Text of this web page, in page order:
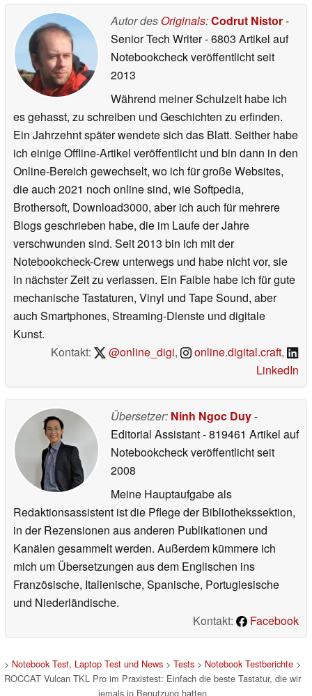
Autor des Originals:Codrut Nistor-
Senior Tech Writer- 6803 Artikel auf
Notebookcheck veröffentlichtseit
2013
Während meiner Schulzeit habe ich
es gehasst, zu schreiben und Geschichten zu erfinden.
Ein Jahrzehnt später wendete sich das Blatt. Seither habe
ich einige Offline-Artikel veröffentlicht und bin dann in den
Online-Bereich gewechselt, wo ich für große Websites,
die auch 2021 noch online sind, wie Softpedia,
Brothersoft, Download3000, aber ich auch für mehrere
Blogs geschrieben habe, die im Laufe der Jahre
verschwunden sind. Seit 2013 bin ich mit der
Notebookcheck-Crew unterwegs und habe nicht vor, sie
in nächster Zeit zu verlassen. Ein Faible habe ich für gute
mechanische Tastaturen, Vinyl und Tape Sound, aber
auch Smartphones, Streaming-Dienste und digitale
Kunst.
Kontakt:
@online_digi, online.digital.craft,
LinkedIn
Übersetzer: Ninh Ngoc Duy-
Editorial Assistant- 819461 Artikel auf
Notebookcheck veröffentlichtseit
2008
Meine Hauptaufgabe als
Redaktionsassistent ist die Pflege der Bibliothekssektion,
in der Rezensionen aus anderen Publikationen und
Kanälen gesammelt werden. Außerdem kümmere ich
mich um Übersetzungen aus dem Englischen ins
Französische, Italienische, Spanische, Portugiesische
und Niederländische.
Kontakt:
Facebook
> Notebook Test, Laptop Test und News > Tests > Notebook Testberichte >
ROCCAT Vulcan TKL Pro im Praxistest: Einfach die beste Tastatur, die wir
jemals in Benutzung hatten